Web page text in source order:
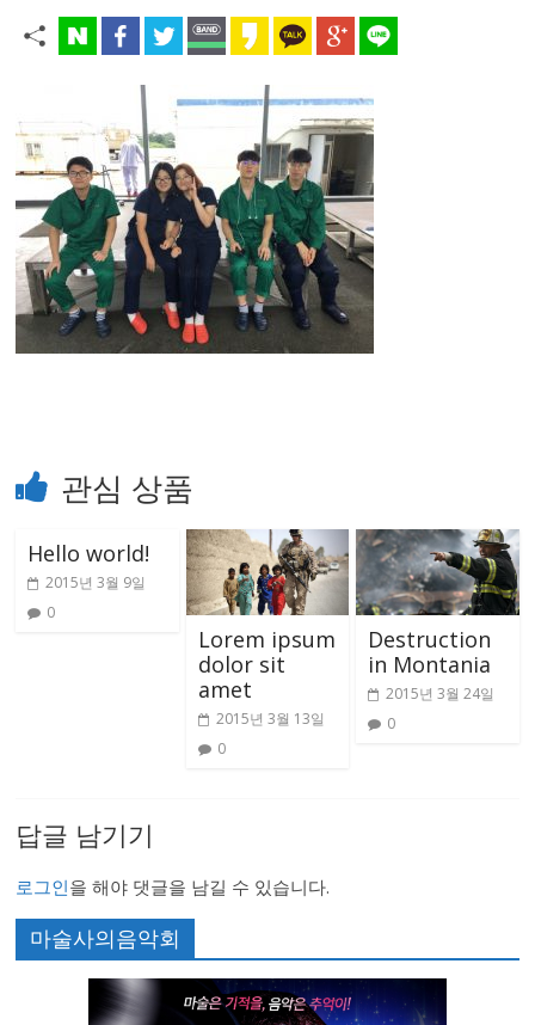
관심 상품
Hello world!
2015년 3월 9일
0
Lorem ipsum
dolor sit
amet
2015년 3월 13일
0
Destruction
in Montania
2015년 3월 24일
0
답글 남기기
로그인을 해야 댓글을 남길 수 있습니다.
마술사의음악회